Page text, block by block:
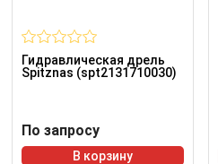
Гидравлическая дрель
Spitznas (spt2131710030)
По запросу
В корзину